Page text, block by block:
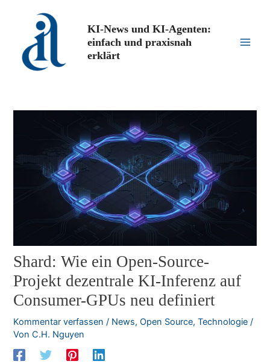
springen
KI-News und KI-Agenten:
einfach und praxisnah
erklärt
Shard: Wie ein Open-Source-
Projekt dezentrale KI-Inferenz auf
Consumer-GPUs neu definiert
Kommentar verfassen / News,Open Source,Technologie /
VonC.H. Nguyen